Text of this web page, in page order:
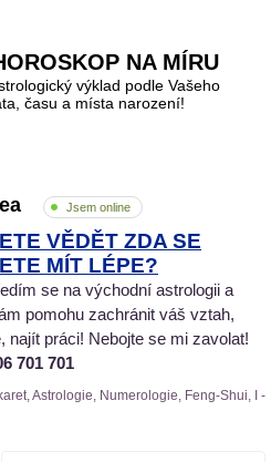
NA MÍRU
výklad podle Vašeho
času a místa narození!
Jsem online
VĚDĚT ZDA SE
MÍT LÉPE?
se na východní astrologii a
pomohu zachránit váš vztah,
najít práci! Nebojte se mi zavolat!
701 701
Astrologie, Numerologie, Feng-Shui, I -